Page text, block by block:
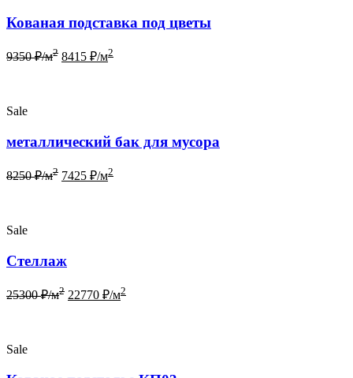
Кованая подставка под цветы
9350₽/м2 8415 ₽/м2
Sale
металлический бак для мусора
8250₽/м2 7425 ₽/м2
Sale
Стеллаж
25300₽/м2 22770 ₽/м2
Sale